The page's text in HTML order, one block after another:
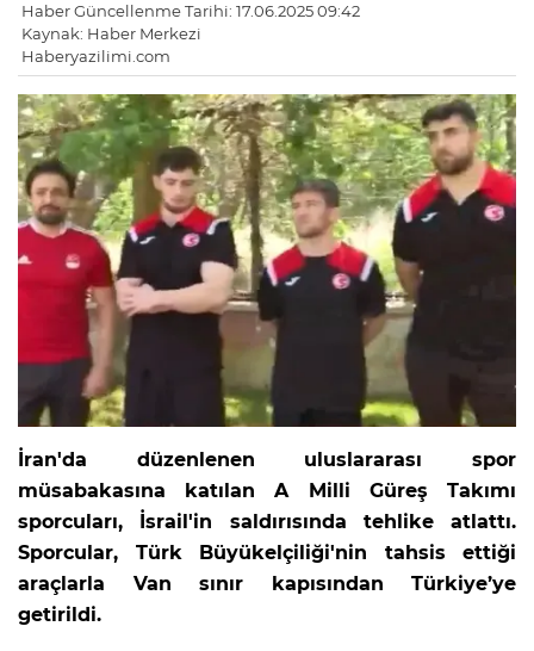
Haber Güncellenme Tarihi: 17.06.2025 09:42
Kaynak: Haber Merkezi
Haberyazilimi.com
İran'da düzenlenen uluslararası spor
müsabakasına katılan A Milli Güreş Takımı
sporcuları, İsrail'in saldırısında tehlike atlattı.
Sporcular, Türk Büyükelçiliği'nin tahsis ettiği
araçlarla Van sınır kapısından Türkiye’ye
getirildi.